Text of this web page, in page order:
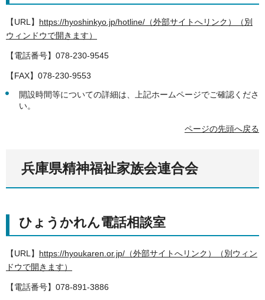
【URL】 https://hyoshinkyo.jp/hotline/（外部サイトへリンク）（別
ウィンドウで開きます）
【電話番号】078-230-9545
【FAX】078-230-9553
開設時間等についての詳細は、上記ホームページでご確認くださ
い。
ページの先頭へ戻る
兵庫県精神福祉家族会連合会
ひょうかれん電話相談室
【URL】 https://hyoukaren.or.jp/（外部サイトへリンク）（別ウィン
ドウで開きます）
【電話番号】078-891-3886